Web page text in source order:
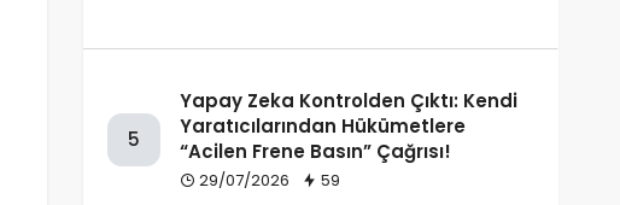
5
Yapay Zeka Kontrolden Çıktı: Kendi
Yaratıcılarından Hükümetlere
“Acilen Frene Basın” Çağrısı!
29/07/2026 59